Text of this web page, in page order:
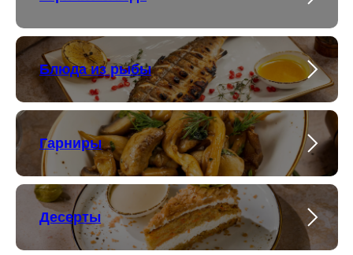
Блюда из рыбы
Гарниры
Десерты